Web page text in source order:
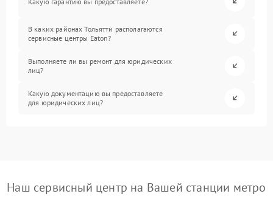
В каких районах Тольятти располагаются
сервисные центры Eaton?
Выполняете ли вы ремонт для юридических
лиц?
Какую документацию вы предоставляете
для юридических лиц?
Наш сервисный центр на Вашей станции метро